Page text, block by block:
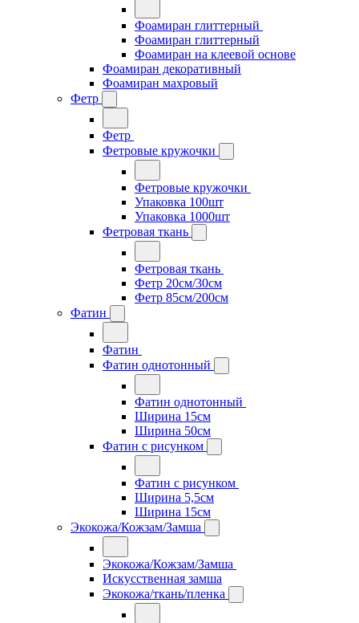
Фоамиран глиттерный
Фоамиран глиттерный
Фоамиран на клеевой основе
Фоамиран декоративный
Фоамиран махровый
Фетр
Фетр
Фетровые кружочки
Фетровые кружочки
Упаковка 100шт
Упаковка 1000шт
Фетровая ткань
Фетровая ткань
Фетр 20см/30см
Фетр 85см/200см
Фатин
Фатин
Фатин однотонный
Фатин однотонный
Ширина 15см
Ширина 50см
Фатин с рисунком
Фатин с рисунком
Ширина 5,5см
Ширина 15см
Экокожа/Кожзам/Замша
Экокожа/Кожзам/Замша
Искусственная замша
Экокожа/ткань/пленка